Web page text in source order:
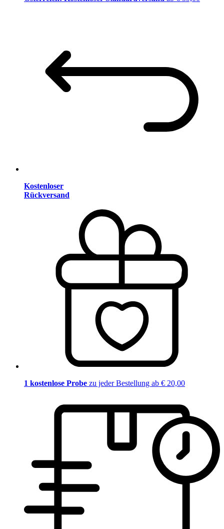
Kostenloser
Rückversand
1 kostenlose Probe zu jeder Bestellung ab € 20,00